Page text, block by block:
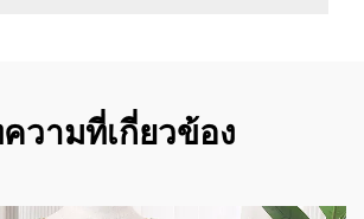
วามที่เกี่ยวข้อง